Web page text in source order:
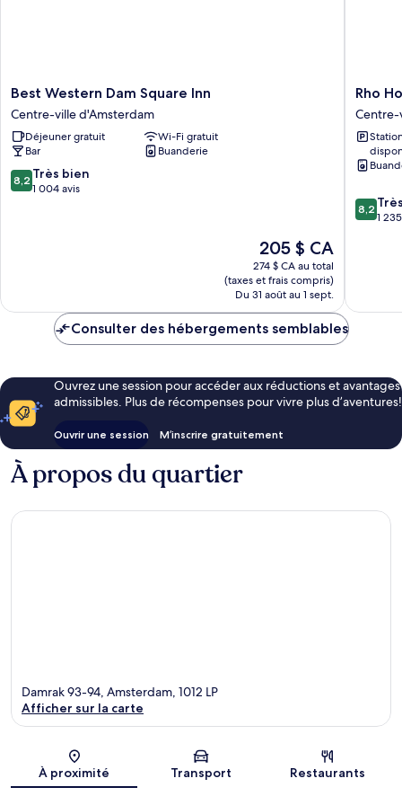
Best
Western
Dam
Square
Inn
Centre-
ville
Best Western Dam Square Inn
Centre-ville d'Amsterdam
Déjeuner gratuit
Wi-Fi gratuit
Bar
Buanderie
8.2
sur
8,2 Très bien
1 004 avis
Le
prix
est
de
205 $ CA
205 $ CA
274 $ CA au total
(taxes et frais compris)
Du 31 août au 1 sept.
Rho
Hotel
Centre-
ville
Rho
Centre-
8.2
sur
8,2
1
Consulter des hébergements semblables
Ouvrez une session pour accéder aux réductions et avantages
admissibles. Plus de récompenses pour vivre plus d’aventures!
Ouvrir une session M’inscrire gratuitement
À propos du quartier
Carte
Damrak 93-94, Amsterdam, 1012 LP
Afficher sur la carte
À proximité Transport Restaurants